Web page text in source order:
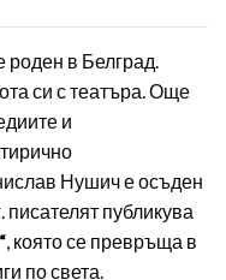
роден в Белград.
си с театъра. Още
и
Нушич е осъден
писателят публикува
, която се превръща в
по света.